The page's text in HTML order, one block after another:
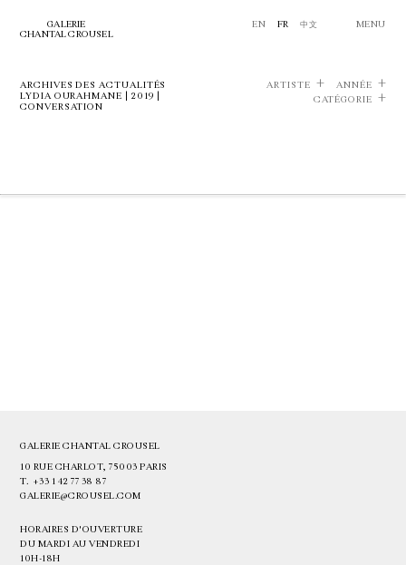
GALERIE
CHANTAL CROUSEL
EN FR 中文 MENU
ARCHIVES DES ACTUALITÉS
LYDIA OURAHMANE | 2019 |
CONVERSATION
ARTISTE
ANNÉE
CATÉGORIE
GALERIE CHANTAL CROUSEL
10 RUE CHARLOT, 75003 PARIS
T. +33 1 42 77 38 87
GALERIE@CROUSEL.COM
HORAIRES D'OUVERTURE
DU MARDI AU VENDREDI
10H-18H